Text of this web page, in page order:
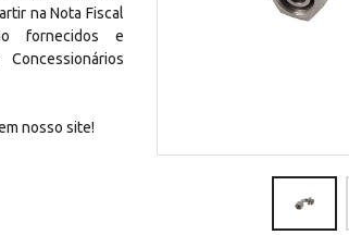
na Nota Fiscal
fornecidos e
nosso site!